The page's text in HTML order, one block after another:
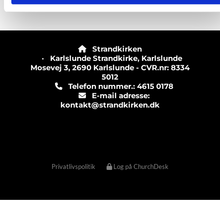

Strandkirken
· Karlslunde Strandkirke, Karlslunde
Mosevej 3, 2690 Karlslunde - CVR.nr: 8334
5012
Telefon nummer.: 4615 0178
E-mail adresse:
kontakt@strandkirken.dk
Privatlivspolitik Log på ChurchDesk